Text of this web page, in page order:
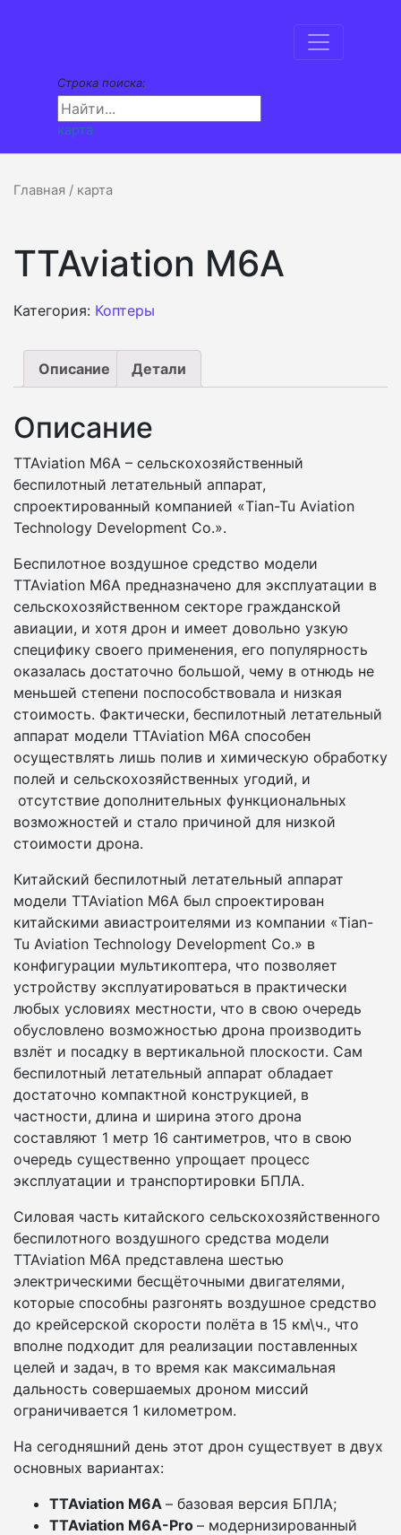
Строка поиска:
карта
Главная / карта
TTAviation M6A
Категория: Коптеры
Описание Детали
Описание
TTAviation M6A – сельскохозяйственный
беспилотный летательный аппарат,
спроектированный компанией «Tian-Tu Aviation
Technology Development Co.».
Беспилотное воздушное средство модели
TTAviation M6A предназначено для эксплуатации в
сельскохозяйственном секторе гражданской
авиации, и хотя дрон и имеет довольно узкую
специфику своего применения, его популярность
оказалась достаточно большой, чему в отнюдь не
меньшей степени поспособствовала и низкая
стоимость. Фактически, беспилотный летательный
аппарат модели TTAviation M6A способен
осуществлять лишь полив и химическую обработку
полей и сельскохозяйственных угодий, и
отсутствие дополнительных функциональных
возможностей и стало причиной для низкой
стоимости дрона.
Китайский беспилотный летательный аппарат
модели TTAviation M6A был спроектирован
китайскими авиастроителями из компании «Tian-
Tu Aviation Technology Development Co.» в
конфигурации мультикоптера, что позволяет
устройству эксплуатироваться в практически
любых условиях местности, что в свою очередь
обусловлено возможностью дрона производить
взлёт и посадку в вертикальной плоскости. Сам
беспилотный летательный аппарат обладает
достаточно компактной конструкцией, в
частности, длина и ширина этого дрона
составляют 1 метр 16 сантиметров, что в свою
очередь существенно упрощает процесс
эксплуатации и транспортировки БПЛА.
Силовая часть китайского сельскохозяйственного
беспилотного воздушного средства модели
TTAviation M6A представлена шестью
электрическими бесщёточными двигателями,
которые способны разгонять воздушное средство
до крейсерской скорости полёта в 15 км\ч., что
вполне подходит для реализации поставленных
целей и задач, в то время как максимальная
дальность совершаемых дроном миссий
ограничивается 1 километром.
На сегодняшний день этот дрон существует в двух
основных вариантах:
TTAviation M6A – базовая версия БПЛА;
TTAviation M6A-Pro – модернизированный